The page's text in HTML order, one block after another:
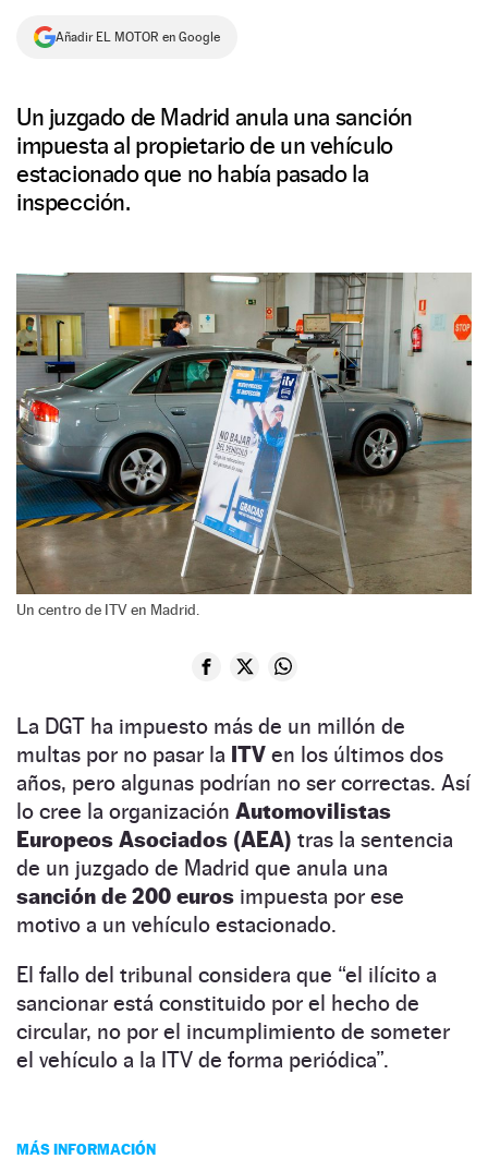
NEWSLETTER
Añadir EL MOTOR en Google
Un juzgado de Madrid anula una sanción
impuesta al propietario de un vehículo
estacionado que no había pasado la
inspección.
Un centro de ITV en Madrid.
La DGT ha impuesto más de un millón de
multas por no pasar la ITV en los últimos dos
años, pero algunas podrían no ser correctas. Así
lo cree la organización Automovilistas
Europeos Asociados (AEA) tras la sentencia
de un juzgado de Madrid que anula una
sanción de 200 euros impuesta por ese
motivo a un vehículo estacionado.
El fallo del tribunal considera que “el ilícito a
sancionar está constituido por el hecho de
circular, no por el incumplimiento de someter
el vehículo a la ITV de forma periódica”.
MÁS INFORMACIÓN